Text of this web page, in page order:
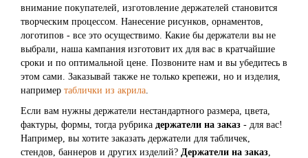
внимание покупателей, изготовление держателей становится
творческим процессом. Нанесение рисунков, орнаментов,
логотипов - все это осуществимо. Какие бы держатели вы не
выбрали, наша кампания изготовит их для вас в кратчайшие
сроки и по оптимальной цене. Позвоните нам и вы убедитесь в
этом сами. Заказывай также не только крепежи, но и изделия,
например таблички из акрила
Если вам нужны держатели нестандартного размера, цвета,
фактуры, формы, тогда рубрика держатели на заказ - для вас!
Например, вы хотите заказать держатели для табличек,
стендов, баннеров и других изделий? Держатели на заказ